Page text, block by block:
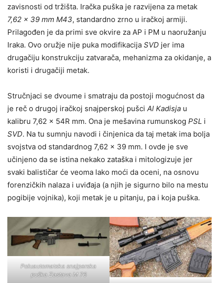
zavisnosti od tržišta. Iračka puška je razvijena za metak
7,62 x 39 mm M43, standardno zrno u iračkoj armiji.
Prilagođen je da primi sve okvire za AP i PM u naoružanju
Iraka. Ovo oružje nije puka modifikacija SVD jer ima
drugačiju konstrukciju zatvarača, mehanizma za okidanje, a
koristi i drugačiji metak.
Stručnjaci se dvoume i smatraju da postoji mogućnost da
je reč o drugoj iračkoj snajperskoj pušci Al Kadisja u
kalibru 7,62 x 54R mm. Ona je mešavina rumunskog PSL i
SVD. Na tu sumnju navodi i činjenica da taj metak ima bolja
svojstva od standardnog 7,62 x 39 mm. I ovde je sve
učinjeno da se istina nekako zataška i mitologizuje jer
svaki balističar će veoma lako moći da oceni, na osnovu
forenzičkih nalaza i uviđaja (a njih je sigurno bilo na mestu
pogibije vojnika), koji metak je u pitanju, pa i koja puška.
Poluautomatska snajperska
puška Zastava M 76